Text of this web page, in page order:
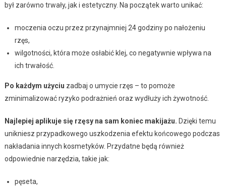
był zarówno trwały, jak i estetyczny. Na początek warto unikać:
moczenia oczu przez przynajmniej 24 godziny po nałożeniu
rzęs,
wilgotności, która może osłabić klej, co negatywnie wpływa na
ich trwałość.
Po każdym użyciu zadbaj o umycie rzęs – to pomoże
zminimalizować ryzyko podrażnień oraz wydłuży ich żywotność.
Najlepiej aplikuje się rzęsy na sam koniec makijażu. Dzięki temu
unikniesz przypadkowego uszkodzenia efektu końcowego podczas
nakładania innych kosmetyków. Przydatne będą również
odpowiednie narzędzia, takie jak:
pęseta,